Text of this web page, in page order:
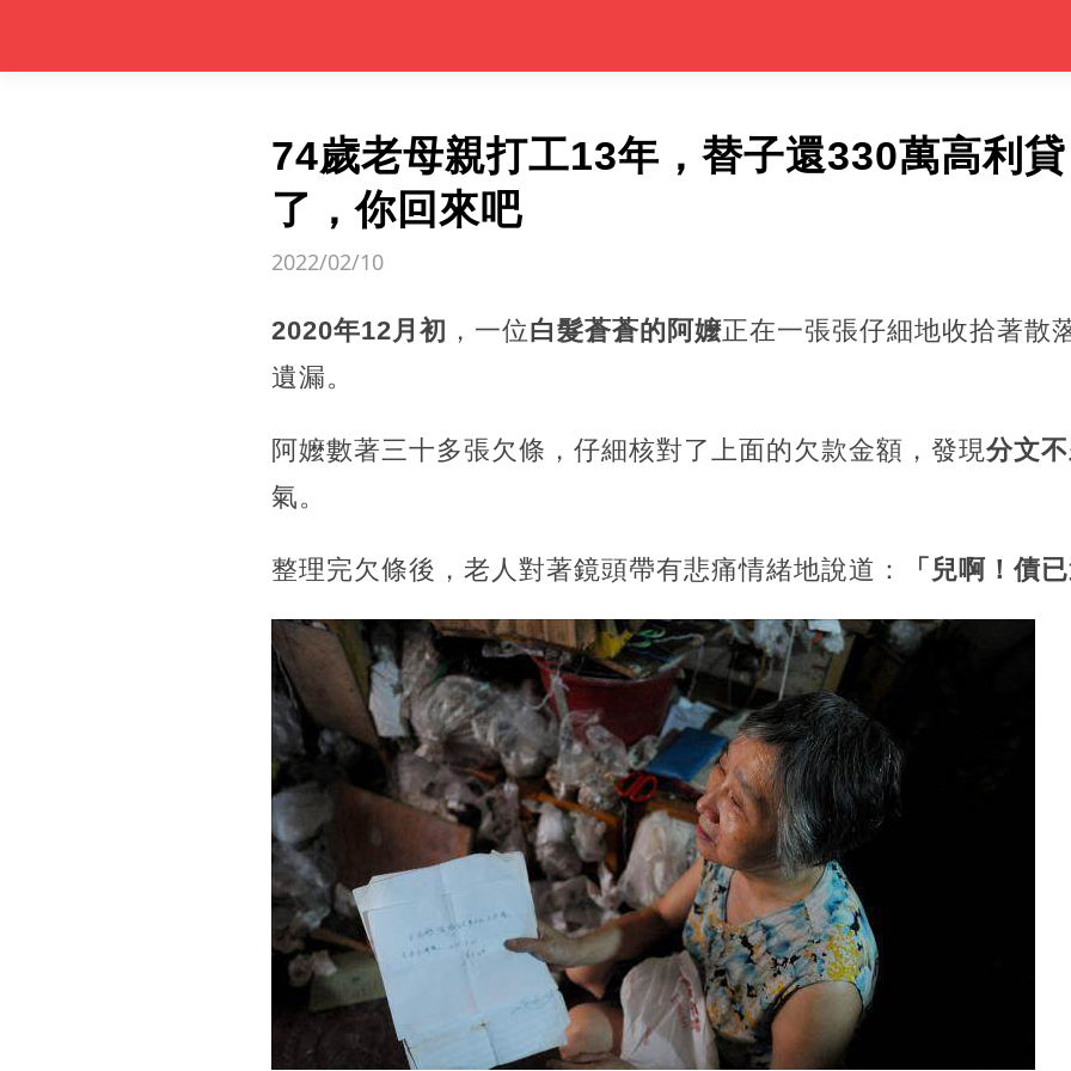
74歲老母親打工13年，替子還330萬高利
了，你回來吧
2022/02/10
2020年12月初 ，一位白髮蒼蒼的阿嬤正在一張張仔細地收拾著散
遺漏。
阿嬤數著三十多張欠條，仔細核對了上面的欠款金額，發現分文
氣。
整理完欠條後，老人對著鏡頭帶有悲痛情緒地說道： 「兒啊！債